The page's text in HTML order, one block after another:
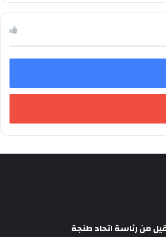
من رئاسة اتحاد طنجة